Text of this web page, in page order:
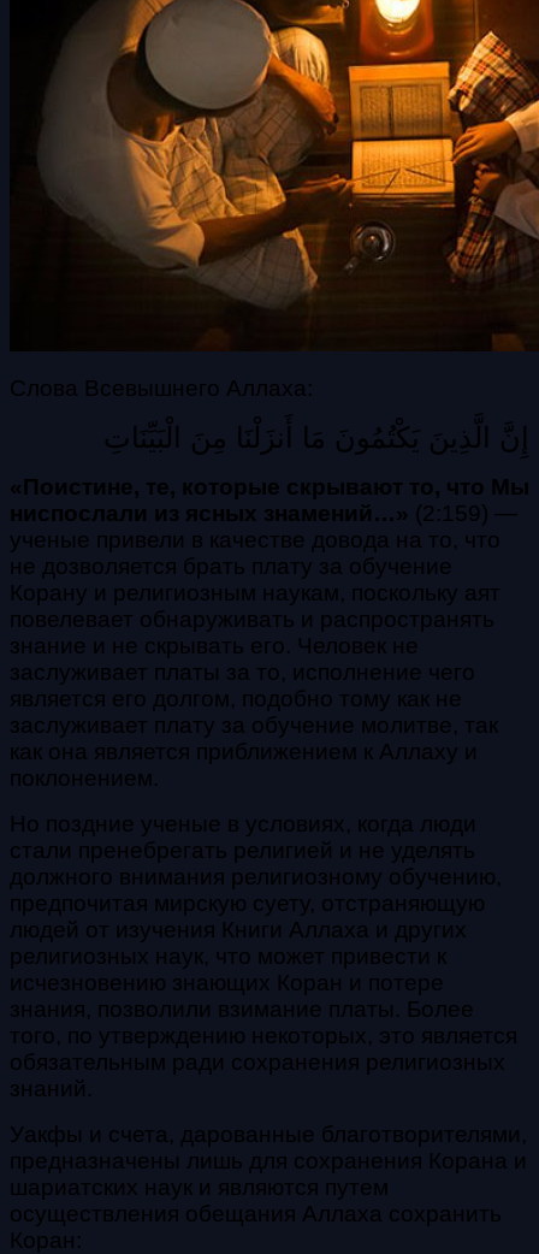
Слова Всевышнего Аллаха:
إِنَّ الَّذِينَ يَكْتُمُونَ مَا أَنزَلْنَا مِنَ الْبَيِّنَاتِ
«Пoиcтинe, тe, кoтopыe cкpывaют тo, чтo Mы
ниcпocлaли из яcныx знaмeний…» (2:159) —
ученые привели в качестве довода на то, что
не дозволяется брать плату за обучение
Корану и религиозным наукам, поскольку аят
повелевает обнаруживать и распространять
знание и не скрывать его. Человек не
заслуживает платы за то, исполнение чего
является его долгом, подобно тому как не
заслуживает плату за обучение молитве, так
как она является приближением к Аллаху и
поклонением.
Но поздние ученые в условиях, когда люди
стали пренебрегать религией и не уделять
должного внимания религиозному обучению,
предпочитая мирскую суету, отстраняющую
людей от изучения Книги Аллаха и других
религиозных наук, что может привести к
исчезновению знающих Коран и потере
знания, позволили взимание платы. Более
того, по утверждению некоторых, это является
обязательным ради сохранения религиозных
знаний.
Уакфы и счета, дарованные благотворителями,
предназначены лишь для сохранения Корана и
шариатских наук и являются путем
осуществления обещания Аллаха сохранить
Коран: